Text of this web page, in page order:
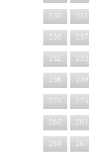
250 251
256 257
262 263
268 269
274 275
280 281
286 287